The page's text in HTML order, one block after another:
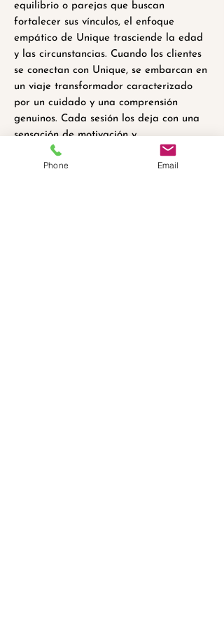
equilibrio o parejas que buscan
fortalecer sus vínculos, el enfoque
empático de Unique trasciende la edad
y las circunstancias. Cuando los clientes
se conectan con Unique, se embarcan en
un viaje transformador caracterizado
por un cuidado y una comprensión
genuinos. Cada sesión los deja con una
sensación de motivación y
empoderamiento, al reconocer su
potencial innato de crecimiento y
Phone Email